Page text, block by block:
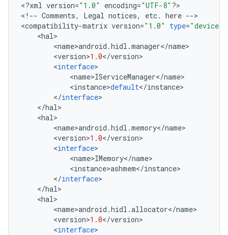
<?xml version="1.0" encoding="UTF-8" ?>
< ! -- Comments, Legal notices, etc. here -->
<compatibility-matrix version="1.0" type="device"
<hal>
<name>android .hidl .manager</name>
<version>1.0</version>
<interface>
<name>IServiceManager</name>
<instance>default</instance>
</interface>
</hal>
<hal>
<name>android .hidl .memory</name>
<version>1.0</version>
<interface>
<name>IMemory</name>
<instance>ashmem</instance>
</interface>
</hal>
<hal>
<name>android .hidl .allocator</name>
<version>1.0</version>
<interface>